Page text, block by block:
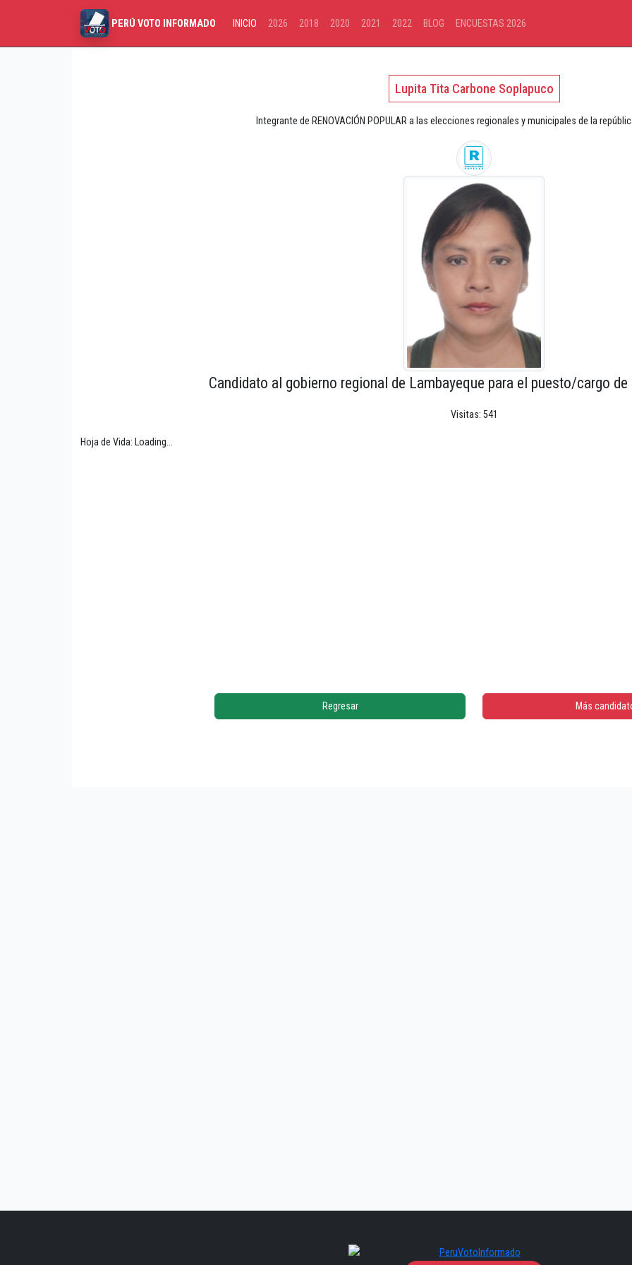
PERÚ VOTO INFORMADO INICIO 2026 2018 2020 2021 2022 BLOG ENCUESTAS 2026
Lupita Tita Carbone Soplapuco
Integrante de RENOVACIÓN POPULAR a las elecciones regionales y municipales de la
Candidato al gobierno regional de Lambayeque para el puesto/cargo
Visitas: 541
Hoja de Vida: Loading...
Regresar Más